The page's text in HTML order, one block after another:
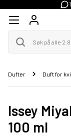
Dufter Duft for
Issey
100 ml